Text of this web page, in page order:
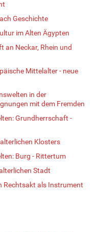
Geschichte
im Alten Ägypten
an Neckar, Rhein und
Mittelalter - neue
in der
mit dem Fremden
Grundherrschaft -
Klosters
Burg - Rittertum
Stadt
Rechtsakt als Instrument